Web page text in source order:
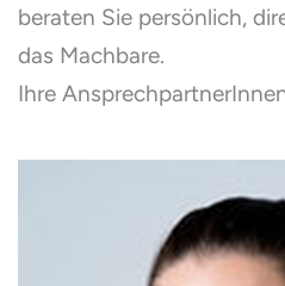
beraten Sie persönlich,
das Machbare.
Ihre